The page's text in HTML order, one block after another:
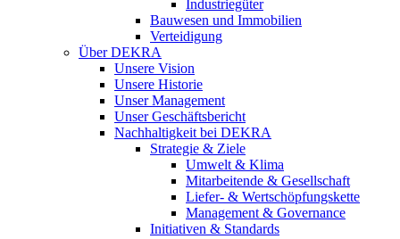
Industriegüter
Bauwesen und Immobilien
Verteidigung
Über DEKRA
Unsere Vision
Unsere Historie
Unser Management
Unser Geschäftsbericht
Nachhaltigkeit bei DEKRA
Strategie & Ziele
Umwelt & Klima
Mitarbeitende & Gesellschaft
Liefer- & Wertschöpfungskette
Management & Governance
Initiativen & Standards